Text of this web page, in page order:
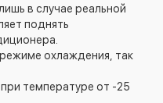
в случае реальной
поднять
охлаждения, так
температуре от -25